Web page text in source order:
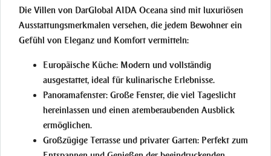
Die Villen von DarGlobal AIDA Oceana sind mit luxuriösen
Ausstattungsmerkmalen versehen, die jedem Bewohner ein
Gefühl von Eleganz und Komfort vermitteln:
Europäische Küche: Modern und vollständig
ausgestattet, ideal für kulinarische Erlebnisse.
Panoramafenster: Große Fenster, die viel Tageslicht
hereinlassen und einen atemberaubenden Ausblick
ermöglichen.
Großzügige Terrasse und privater Garten: Perfekt zum